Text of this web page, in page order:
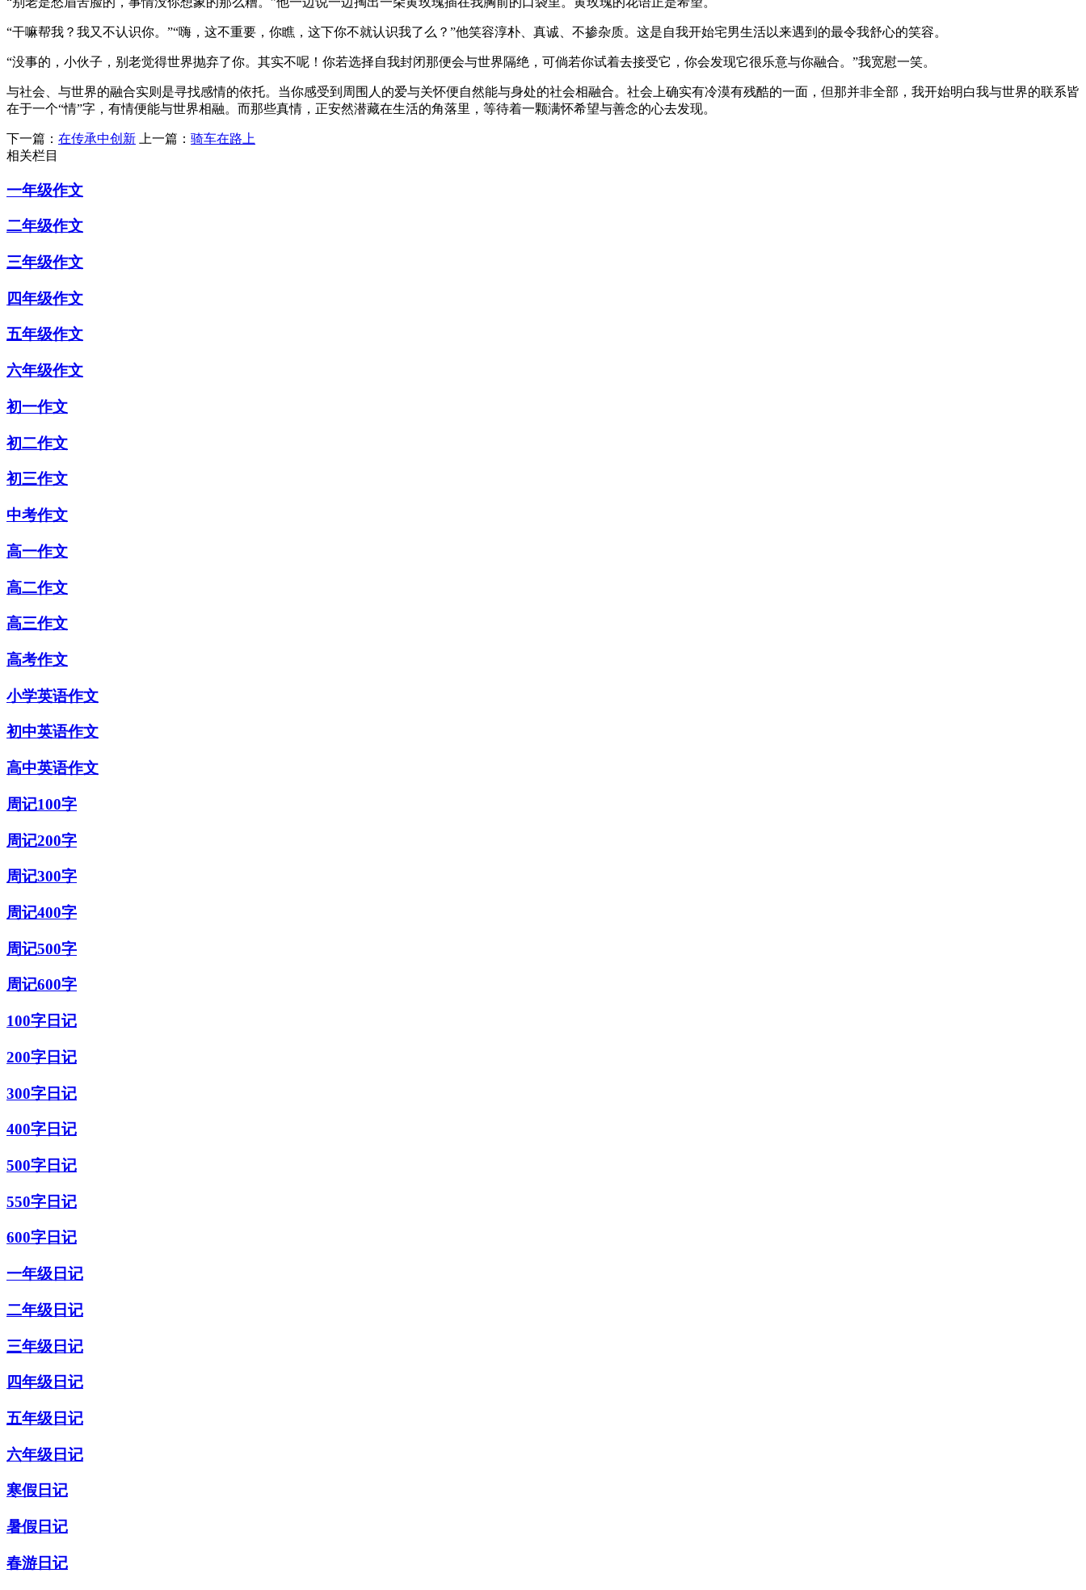
“干嘛帮我？我又不认识你。”“嗨，这不重要，你瞧，这下你不就认识我了么？”他笑容淳朴、真诚、不掺杂质。这是自我开始宅男生活以来遇到的最令我舒心的笑容。
“没事的，小伙子，别老觉得世界抛弃了你。其实不呢！你若选择自我封闭那便会与世界隔绝，可倘若你试着去接受它，你会发现它很乐意与你融合。”我宽慰一笑。
与社会、与世界的融合实则是寻找感情的依托。当你感受到周围人的爱与关怀便自然能与身处的社会相融合。社会上确实有冷漠有残酷的一面，但那并非全部，我开始明白我与世界的联系皆
在于一个“情”字，有情便能与世界相融。而那些真情，正安然潜藏在生活的角落里，等待着一颗满怀希望与善念的心去发现。
下一篇： 在传承中创新 上一篇： 骑车在路上
相关栏目
一年级作文
二年级作文
三年级作文
四年级作文
五年级作文
六年级作文
初一作文
初二作文
初三作文
中考作文
高一作文
高二作文
高三作文
高考作文
小学英语作文
初中英语作文
高中英语作文
周记100字
周记200字
周记300字
周记400字
周记500字
周记600字
100字日记
200字日记
300字日记
400字日记
500字日记
550字日记
600字日记
一年级日记
二年级日记
三年级日记
四年级日记
五年级日记
六年级日记
寒假日记
暑假日记
春游日记